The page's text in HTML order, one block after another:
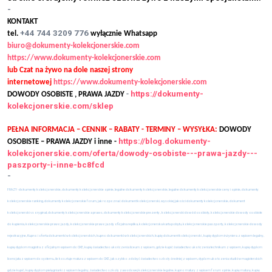
-
KONTAKT
tel. +44 744 3209 776 wyłącznie Whatsapp
biuro@dokumenty-kolekcjonerskie.com
https://www.dokumenty-kolekcjonerskie.com
lub Czat na żywo na dole naszej strony
internetowej https://www.dokumenty-kolekcjonerskie.com
DOWODY OSOBISTE , PRAWA JAZDY - https://dokumenty-
kolekcjonerskie.com/sklep
PEŁNA INFORMACJA – CENNIK – RABATY - TERMINY – WYSYŁKA: DOWODY
OSOBISTE – PRAWA JAZDY i inne - https://blog.dokumenty-
kolekcjonerskie.com/oferta/dowody-osobiste---prawa-jazdy---
paszporty-i-inne-bc8fcd
-
FRAZY - dokumenty kolekcjonerskie, dokumenty kolekcjonerskie opinie, legalne dokumenty kolekcjonerskie, legalne dokumenty kolekcjonerskie ceny i opinie, dokumenty
kolekcjonerskie ranking, dokumenty kolekcjonerskie forum, jak rozpoznać dokument kolekcjonerski, wysokiej jakości dokumenty kolekcjonerskie, dokument
kolekcjonerski vs oryginał, dokumenty kolekcjonerskie a prawo, dokumenty kolekcjonerskie prezenty , kolekcjonerski dowód osobisty, kolekcjonerskie dowody osobiste
do kupienia, kolekcjonerskie prawo jazdy, kolekcjonerskie prawo jazdy oficjalna replika, kolekcjonerska karta pobytu, kolekcjonerskie paszporty, kolekcjonerskie dowody
rejestracyjne, Kupno i oferta dokumentów kolekcjonerskich, kupno dokumentów kolekcjonerskich, kupię dokument kolekcjonerski , kupię dyplom inżyniera z wpisem legalny,
kupię dyplom magistra z oficjalnym wpisem do CKE, kupię świadectwo ukończenia liceum z wpisem, gdzie kupić świadectwo ukończenia technikum z wpisem, kupię dyplom
licencjata z wpisem do systemu, ile kosztuje matura z wpisem do CKE, jak szybko zdobyć świadectwo szkoły średniej z wpisem, dyplom ukończenia studiów magisterskich
gdzie kupić, kupię dyplom pielęgniarki z wpisem legalny, świadectwo szkoły zawodowej kolekcjonerskie legalne, kupno matury z wpisem forum opinie, kupię maturę, kupię